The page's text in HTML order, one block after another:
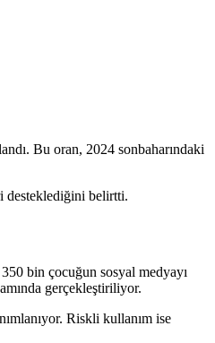
Bu oran, 2024 sonbaharındaki
desteklediğini belirtti.
bin çocuğun sosyal medyayı
gerçekleştiriliyor.
Riskli kullanım ise